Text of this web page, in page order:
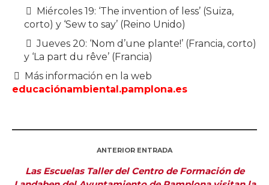
Miércoles 19: ‘The invention of less’ (Suiza,
corto) y ‘Sew to say’ (Reino Unido)
Jueves 20: ‘Nom d’une plante!’ (Francia, corto)
y ‘La part du rêve’ (Francia)
Más información en la web
educaciónambiental.pamplona.es
ANTERIOR ENTRADA
Las Escuelas Taller del Centro de Formación de